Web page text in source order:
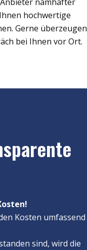
namhafter
hochwertige
Gerne überzeugen
bei Ihnen vor Ort.
Kosten umfassend
sind, wird die